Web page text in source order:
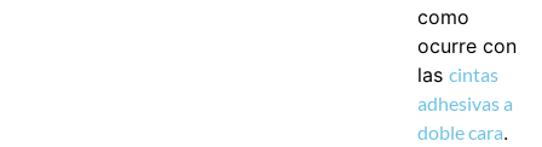
como
ocurre con
lascintas
adhesivas a
doble cara.